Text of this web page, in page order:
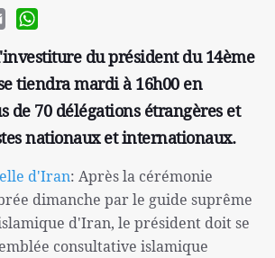
Email
du président du 14ème
tiendra mardi à 16h00 en
de 70 délégations étrangères et
nationaux et internationaux.
d'Iran: Après la cérémonie
dimanche par le guide suprême
d'Iran, le président doit se
consultative islamique